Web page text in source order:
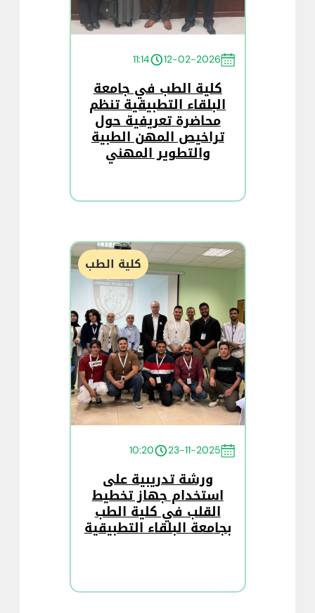
12-02-2026
11:14
كلية الطب في جامعة
البلقاء التطبيقية تنظم
محاضرة تعريفية حول
تراخيص المهن الطبية
والتطوير المهني
كلية الطب
23-11-2025
10:20
ورشة تدريبية على
استخدام جهاز تخطيط
القلب في كلية الطب
بجامعة البلقاء التطبيقية